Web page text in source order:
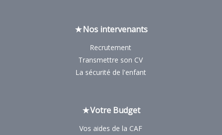
Nos intervenants
Recrutement
Transmettre son CV
La sécurité de l'enfant
Votre Budget
Vos aides de la CAF